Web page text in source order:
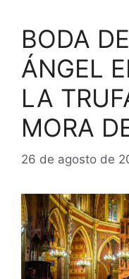
BODA
ÁNGEL
LA
MORA
26 de agosto de